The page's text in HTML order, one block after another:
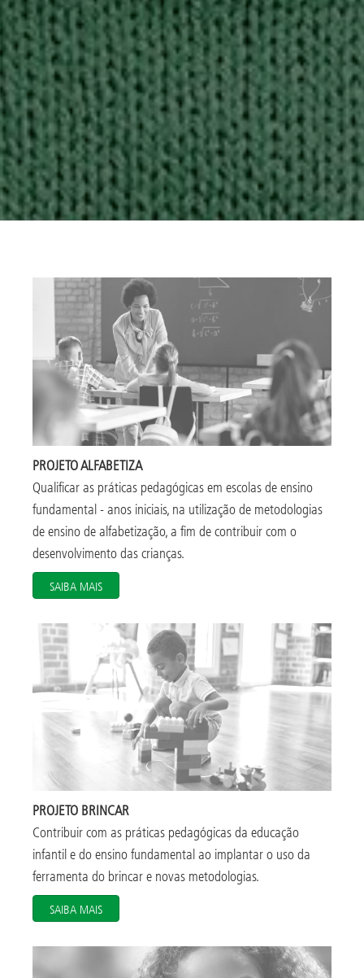
PROJETO ALFABETIZA
Qualificar as práticas pedagógicas em escolas de ensino
fundamental - anos iniciais, na utilização de metodologias
de ensino de alfabetização, a fim de contribuir com o
desenvolvimento das crianças.
SAIBA MAIS
PROJETO BRINCAR
Contribuir com as práticas pedagógicas da educação
infantil e do ensino fundamental ao implantar o uso da
ferramenta do brincar e novas metodologias.
SAIBA MAIS